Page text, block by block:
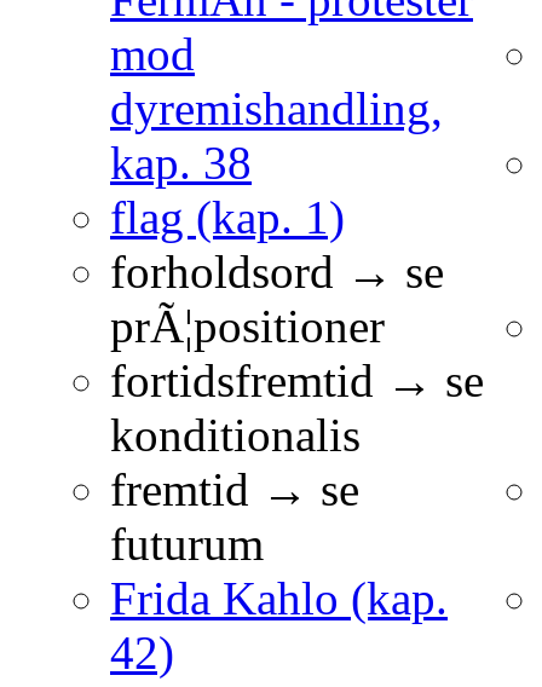
mod
dyremishandling,
kap. 38
flag (kap. 1)
forholdsord → se
prÃ¦positioner
fortidsfremtid → se
konditionalis
fremtid → se
futurum
Frida Kahlo (kap.
42)